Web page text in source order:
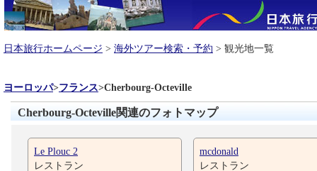
日本旅行ホームページ > 海外ツアー検索・予約 > 観光地一覧
ヨーロッパ>フランス>Cherbourg-Octeville
Cherbourg-Octeville関連のフォトマップ
Le Plouc 2
レストラン
mcdonald
レストラン